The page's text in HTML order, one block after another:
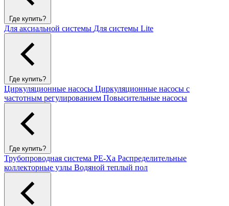
Где купить?
Для аксиальной системы Для системы Lite
Где купить?
Циркуляционные насосы Циркуляционные насосы с
частотным регулированием Повысительные насосы
Где купить?
Трубопроводная система PE-Xa Распределительные
коллекторные узлы Водяной теплый пол